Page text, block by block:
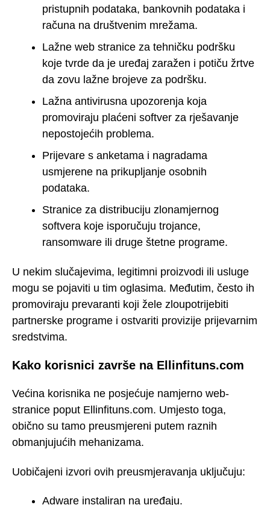
pristupnih podataka, bankovnih podataka i
računa na društvenim mrežama.
Lažne web stranice za tehničku podršku
koje tvrde da je uređaj zaražen i potiču žrtve
da zovu lažne brojeve za podršku.
Lažna antivirusna upozorenja koja
promoviraju plaćeni softver za rješavanje
nepostojećih problema.
Prijevare s anketama i nagradama
usmjerene na prikupljanje osobnih
podataka.
Stranice za distribuciju zlonamjernog
softvera koje isporučuju trojance,
ransomware ili druge štetne programe.
U nekim slučajevima, legitimni proizvodi ili usluge
mogu se pojaviti u tim oglasima. Međutim, često ih
promoviraju prevaranti koji žele zloupotrijebiti
partnerske programe i ostvariti provizije prijevarnim
sredstvima.
Kako korisnici završe na Ellinfituns.com
Većina korisnika ne posjećuje namjerno web-
stranice poput Ellinfituns.com. Umjesto toga,
obično su tamo preusmjereni putem raznih
obmanjujućih mehanizama.
Uobičajeni izvori ovih preusmjeravanja uključuju:
Adware instaliran na uređaju.